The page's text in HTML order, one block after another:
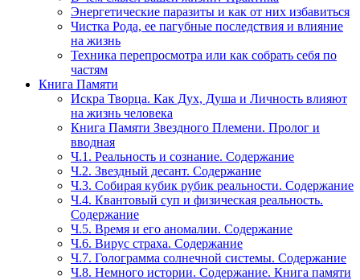
Энергетические паразиты и как от них избавиться
Чистка Рода, ее пагубные последствия и влияние
на жизнь
Техника перепросмотра или как собрать себя по
частям
Книга Памяти
Искра Творца. Как Дух, Душа и Личность влияют
на жизнь человека
Книга Памяти Звездного Племени. Пролог и
вводная
Ч.1. Реальность и сознание. Содержание
Ч.2. Звездный десант. Содержание
Ч.3. Собирая кубик рубик реальности. Содержание
Ч.4. Квантовый суп и физическая реальность.
Содержание
Ч.5. Время и его аномалии. Содержание
Ч.6. Вирус страха. Содержание
Ч.7. Голограмма солнечной системы. Содержание
Ч.8. Немного истории. Содержание. Книга памяти